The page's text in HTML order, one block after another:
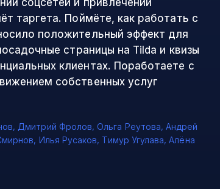
соцсетей и привлечении
таргета. Поймёте, как работать с
положительный эффект для
страницы на Tilda и квизы
клиентах. Поработаете с
собственных услуг
, Дмитрий Фролов, Ольга Реутова,Андрей
, Илья Русаков, Тимур Угулава,Алёна